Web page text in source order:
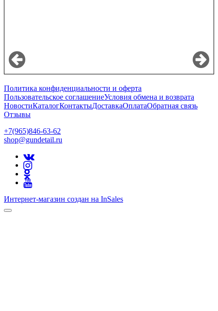
Политика конфиденциальности и оферта
Пользовательское соглашениеУсловия обмена и возврата
НовостиКаталогКонтактыДоставкаОплатаОбратная связь
Отзывы
+7(965)846-63-62
shop@gundetail.ru
Интернет-магазин создан на InSales